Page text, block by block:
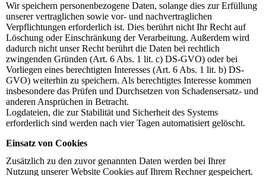
Wir speichern personenbezogene Daten, solange dies zur Erfüllung
unserer vertraglichen sowie vor- und nachvertraglichen
Verpflichtungen erforderlich ist. Dies berührt nicht Ihr Recht auf
Löschung oder Einschränkung der Verarbeitung. Außerdem wird
dadurch nicht unser Recht berührt die Daten bei rechtlich
zwingenden Gründen (Art. 6 Abs. 1 lit. c) DS-GVO) oder bei
Vorliegen eines berechtigten Interesses (Art. 6 Abs. 1 lit. b) DS-
GVO) weiterhin zu speichern. Als berechtigtes Interesse kommen
insbesondere das Prüfen und Durchsetzen von Schadensersatz- und
anderen Ansprüchen in Betracht.
Logdateien, die zur Stabilität und Sicherheit des Systems
erforderlich sind werden nach vier Tagen automatisiert gelöscht.
Einsatz von Cookies
Zusätzlich zu den zuvor genannten Daten werden bei Ihrer
Nutzung unserer Website Cookies auf Ihrem Rechner gespeichert.